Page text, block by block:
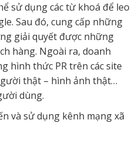
sử dụng các từ khoá để leo
Sau đó, cung cấp những
giải quyết được những
hàng. Ngoài ra, doanh
hình thức PR trên các site
thật – hình ảnh thật…
dùng.
và sử dụng kênh mạng xã